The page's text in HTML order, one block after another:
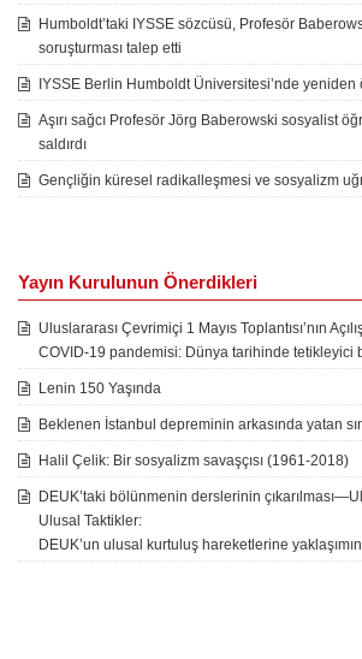
Humboldt’taki IYSSE sözcüsü, Profesör
soruşturması talep etti
IYSSE Berlin Humboldt Üniversitesi’nde
Aşırı sağcı Profesör Jörg Baberowski sosyalist
saldırdı
Gençliğin küresel radikalleşmesi ve sosyalizm
Yayın Kurulunun Önerdikleri
Uluslararası Çevrimiçi 1 Mayıs Toplantısı’nın
COVID-19 pandemisi: Dünya tarihinde tetikleyici
Lenin 150 Yaşında
Beklenen İstanbul depreminin arkasında yatan
Halil Çelik: Bir sosyalizm savaşçısı (1961-2018)
DEUK’taki bölünmenin derslerinin
Ulusal Taktikler:
DEUK’un ulusal kurtuluş hareketlerine